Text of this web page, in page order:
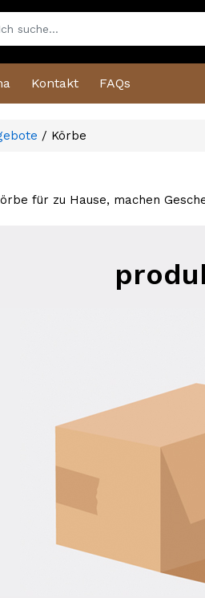
Kontakt FAQs
/ Körbe
für zu Hause, machen